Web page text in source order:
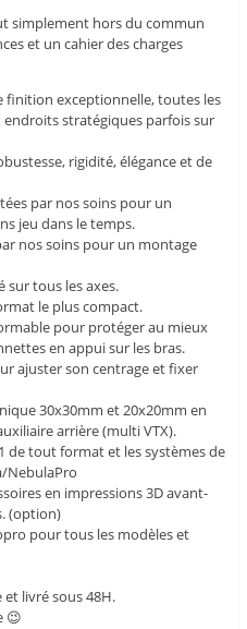
simplement hors du commun
et un cahier des charges
finition exceptionnelle, toutes les
endroits stratégiques parfois sur
rigidité, élégance et de
par nos soins pour un
jeu dans le temps.
nos soins pour un montage
sur tous les axes.
le plus compact.
pour protéger au mieux
en appui sur les bras.
ajuster son centrage et fixer
30x30mm et 20x20mm en
arrière (multi VTX).
de tout format et les systèmes de
NebulaPro
en impressions 3D avant-
(option)
pour tous les modèles et
livré sous 48H.
😉